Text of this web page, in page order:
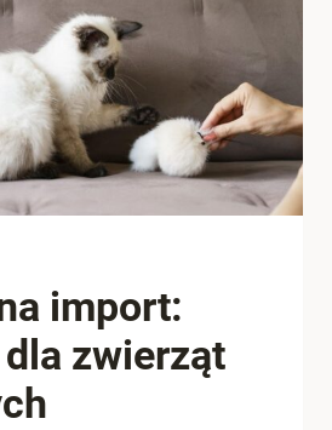
import:
zwierząt